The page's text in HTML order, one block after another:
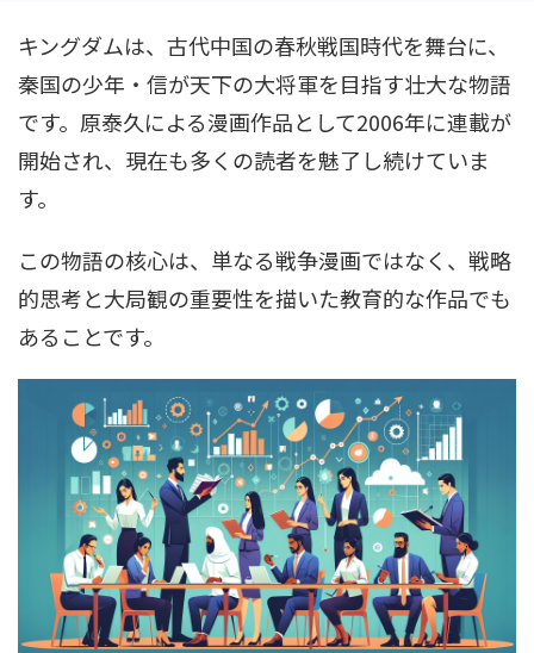
キングダムは、古代中国の春秋戦国時代を舞台に、
秦国の少年・信が天下の大将軍を目指す壮大な物語
です。原泰久による漫画作品として2006年に連載が
開始され、現在も多くの読者を魅了し続けていま
す。
この物語の核心は、単なる戦争漫画ではなく、戦略
的思考と大局観の重要性を描いた教育的な作品でも
あることです。